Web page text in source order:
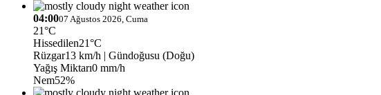
04:0007 Ağustos 2026, Cuma
21°C
Hissedilen21°C
Rüzgar13 km/h | Gündoğusu (Doğu)
Yağış Miktarı0 mm/h
Nem52%